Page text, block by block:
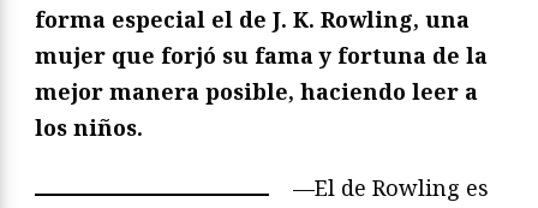
forma especial el de J. K. Rowling, una
mujer que forjó su fama y fortuna de la
mejor manera posible, haciendo leer a
los niños.
—El de Rowling es